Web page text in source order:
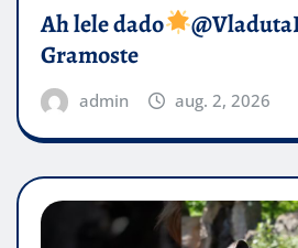
Ah lele dado​
Gramoste
admin aug. 2, 2026